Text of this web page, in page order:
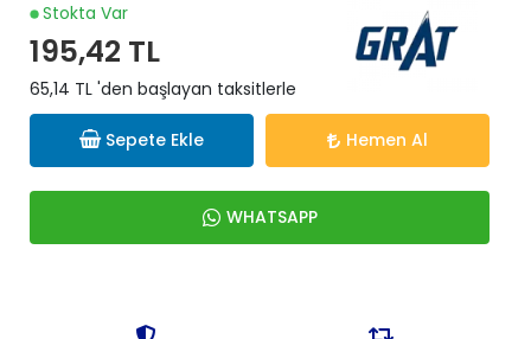
Stokta Var
195,42 TL
65,14 TL 'den başlayan taksitlerle
Sepete Ekle Hemen Al
WHATSAPP